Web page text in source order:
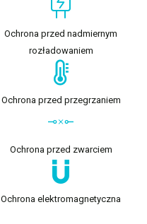
Ochrona przed nadmiernym
rozładowaniem
Ochrona przed przegrzaniem
Ochrona przed zwarciem
Ochrona elektromagnetyczna